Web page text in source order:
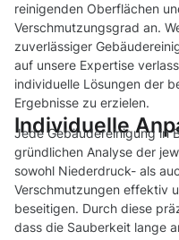
reinigenden Oberflächen
Verschmutzungsgrad an.
zuverlässiger
auf unsere Expertise
individuelle Lösungen der
Ergebnisse zu erzielen.
Individuelle
Jede Gebäudereinigung in
gründlichen Analyse der
sowohl Niederdruck- als
Verschmutzungen effektiv
beseitigen. Durch diese
dass die Sauberkeit lange